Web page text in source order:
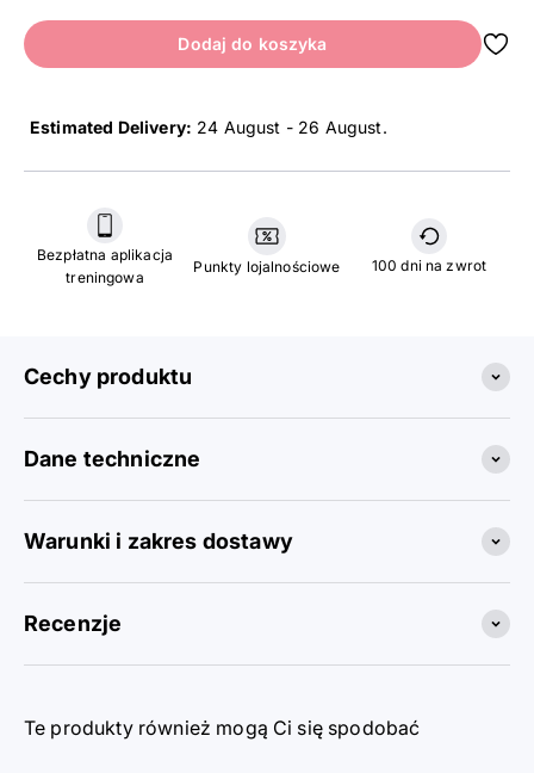
Dodaj do koszyka
Estimated Delivery: 24 August - 26 August.
Bezpłatna aplikacja
treningowa
Punkty lojalnościowe 100 dni na zwrot
Cechy produktu
Dane techniczne
Warunki i zakres dostawy
Recenzje
Te produkty również mogą Ci się spodobać